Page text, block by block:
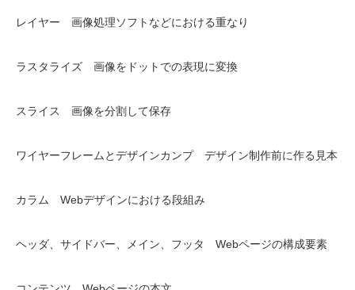
レイヤー 画像処理ソフトなどにおける重なり
ラスタライズ 画像をドットでの表現に変換
スライス 画像を分割して保存
ワイヤーフレームとデザインカンプ デザイン制作前に作る見本
カラム Webデザインにおける段組み
ヘッダ、サイドバー、メイン、フッタ Webページの構成要素